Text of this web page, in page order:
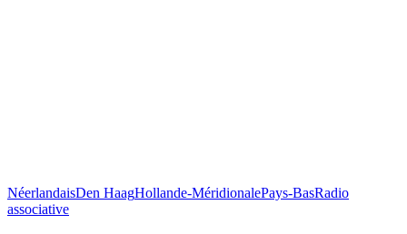
NéerlandaisDen HaagHollande-MéridionalePays-BasRadio
associative